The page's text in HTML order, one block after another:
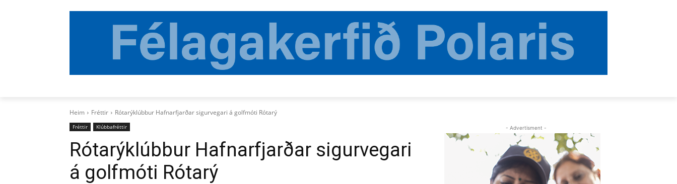
Heim Fréttir Rótarýklúbbur Hafnarfjarðar sigurvegari á golfmóti Rótarý
Fréttir Klúbbafréttir
Rótarýklúbbur Hafnarfjarðar sigurvegari
á golfmóti Rótarý
- Advertisment -